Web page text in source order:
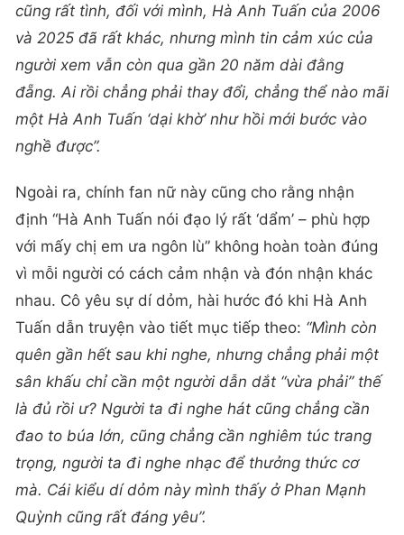
cũng rất tình, đối với mình, Hà Anh Tuấn của 2006
và 2025 đã rất khác, nhưng mình tin cảm xúc của
người xem vẫn còn qua gần 20 năm dài đằng
đẵng. Ai rồi chẳng phải thay đổi, chẳng thể nào mãi
một Hà Anh Tuấn ‘dại khờ’ như hồi mới bước vào
nghề được”.
Ngoài ra, chính fan nữ này cũng cho rằng nhận
định “Hà Anh Tuấn nói đạo lý rất ‘dẩm’ – phù hợp
với mấy chị em ưa ngôn lù” không hoàn toàn đúng
vì mỗi người có cách cảm nhận và đón nhận khác
nhau. Cô yêu sự dí dỏm, hài hước đó khi Hà Anh
Tuấn dẫn truyện vào tiết mục tiếp theo: “Mình còn
quên gần hết sau khi nghe, nhưng chẳng phải một
sân khấu chỉ cần một người dẫn dắt “vừa phải” thế
là đủ rồi ư? Người ta đi nghe hát cũng chẳng cần
đao to búa lớn, cũng chẳng cần nghiêm túc trang
trọng, người ta đi nghe nhạc để thưởng thức cơ
mà. Cái kiểu dí dỏm này mình thấy ở Phan Mạnh
Quỳnh cũng rất đáng yêu”.